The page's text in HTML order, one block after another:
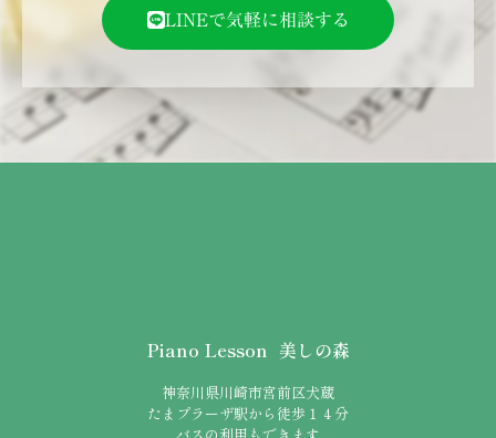
LINEで気軽に相談する
Piano Lesson 美しの森
神奈川県川崎市宮前区犬蔵
たまプラーザ駅から徒歩１４分
バスの利用もできます